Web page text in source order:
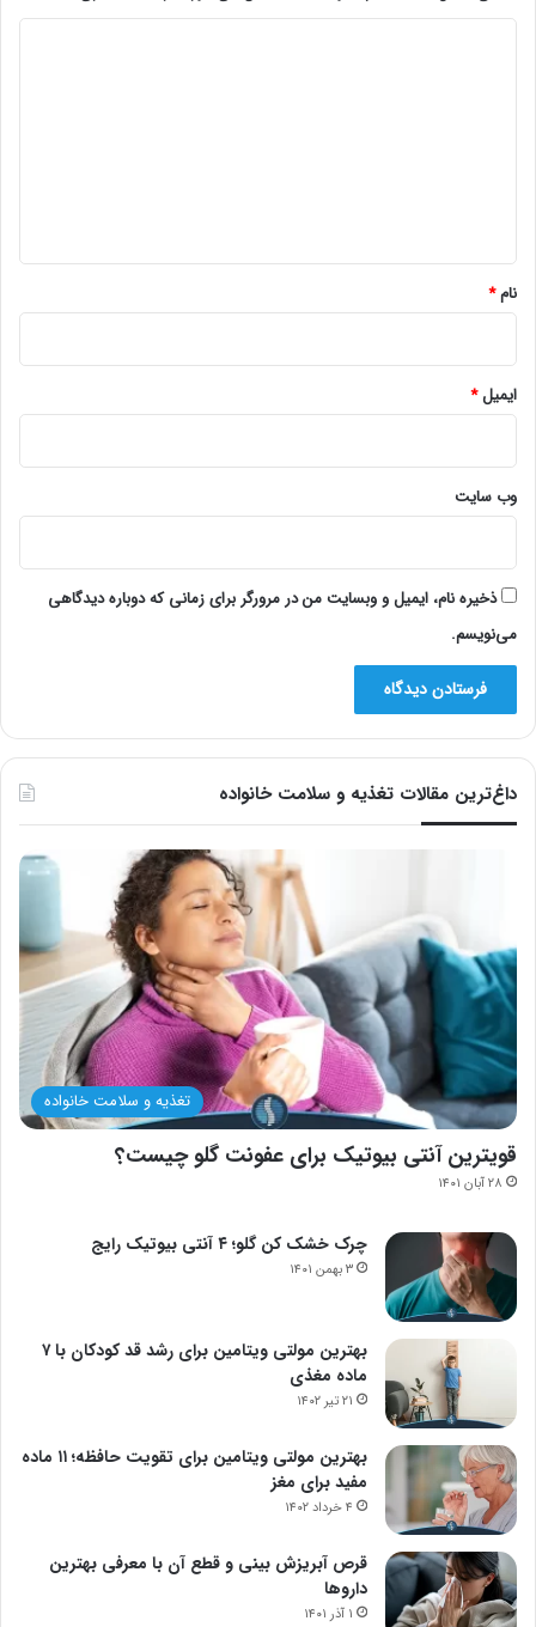
نام*
ایمیل*
وب‌ سایت
ذخیره نام، ایمیل و وبسایت من در مرورگر برای زمانی که دوباره دیدگاهی
می‌نویسم.
داغ‌ترین مقالات تغذیه و سلامت خانواده
تغذیه و سلامت خانواده
قویترین آنتی بیوتیک برای عفونت گلو چیست؟
۲۸ آبان ۱۴۰۱
چرک خشک کن گلو؛ ۴ آنتی بیوتیک رایج
۳ بهمن ۱۴۰۱
بهترین مولتی ویتامین برای رشد قد کودکان با ۷
ماده مغذی
۲۱ تیر ۱۴۰۲
بهترین مولتی ویتامین برای تقویت حافظه؛ ۱۱ ماده
مفید برای مغز
۴ خرداد ۱۴۰۲
قرص آبریزش بینی و قطع آن با معرفی بهترین
داروها
۱ آذر ۱۴۰۱